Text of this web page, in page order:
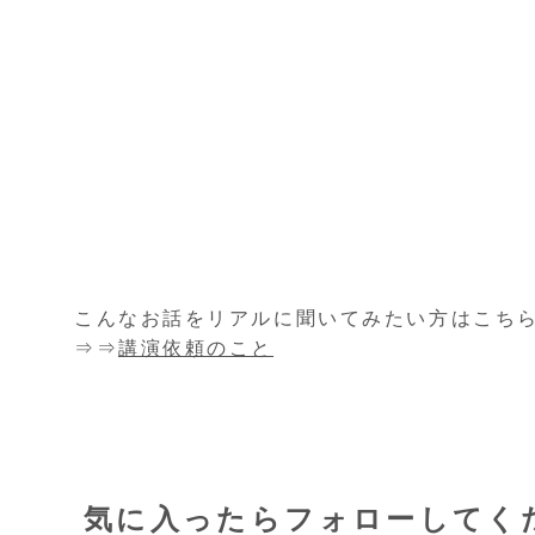
こんなお話をリアルに聞いてみたい方はこち
⇒⇒講演依頼のこと
気に入ったらフォローしてく